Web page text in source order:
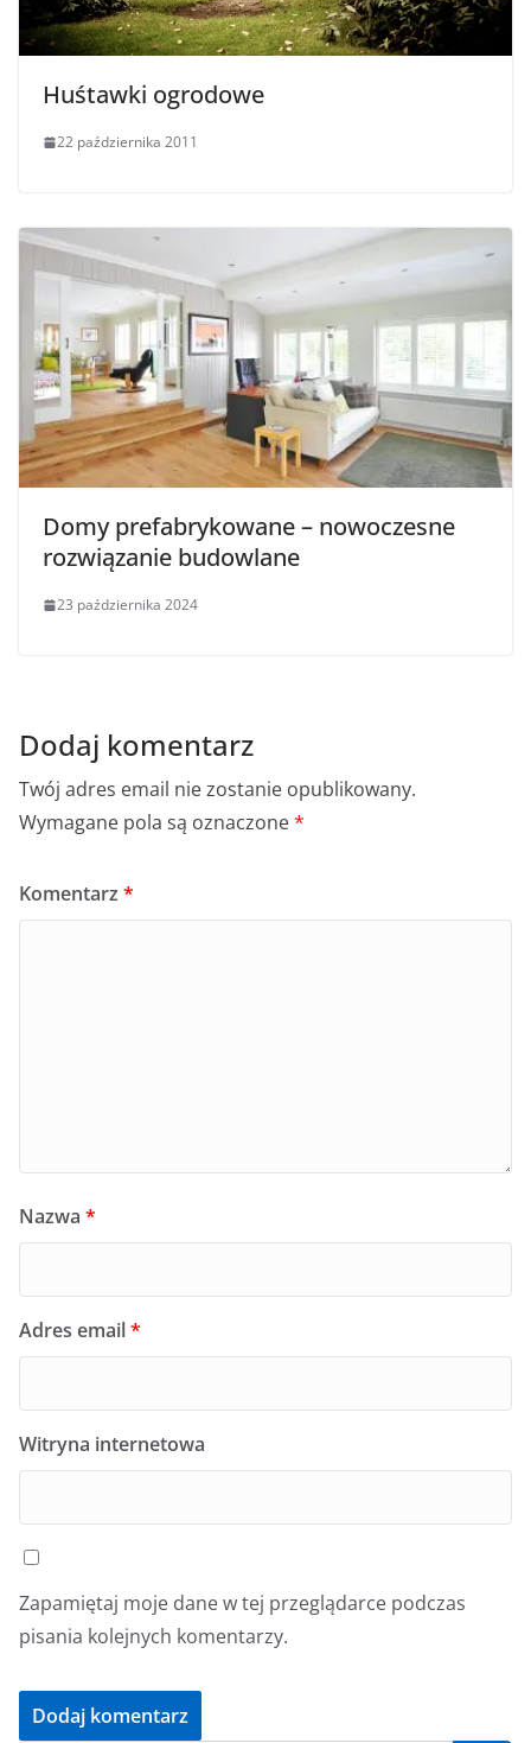
Huśtawki ogrodowe
22 października 2011
Domy prefabrykowane – nowoczesne
rozwiązanie budowlane
23 października 2024
Dodaj komentarz
Twój adres email nie zostanie opublikowany.
Wymagane pola są oznaczone*
Komentarz *
Nazwa *
Adres email*
Witryna internetowa
Zapamiętaj moje dane w tej przeglądarce podczas
pisania kolejnych komentarzy.